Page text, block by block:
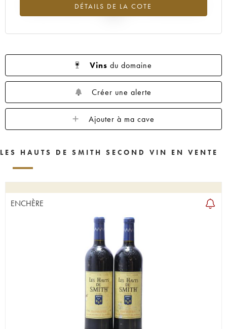
DÉTAILS DE LA COTE
Tendance à la baisse du millésime 2003 en 2026 par rapport à
Vins du domaine
Créer une alerte
Ajouter à ma cave
LES HAUTS DE SMITH SECOND VIN EN VENTE
ENCHÈRE